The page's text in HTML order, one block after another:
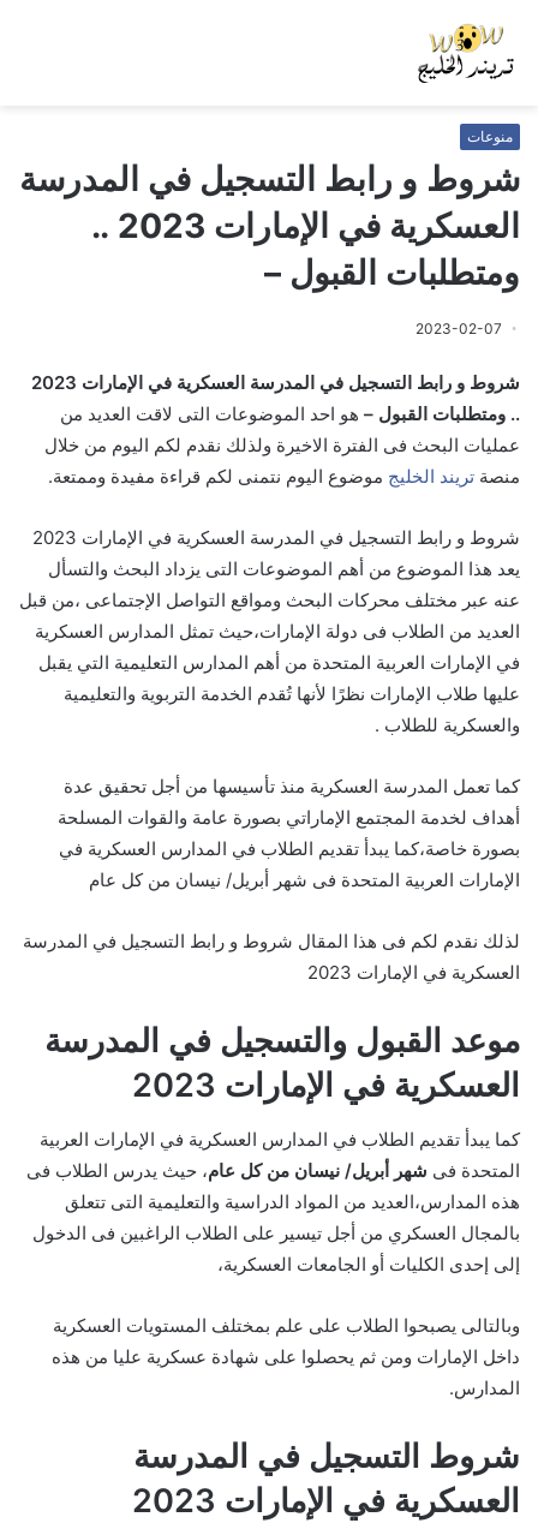
منوعات
شروط و رابط التسجيل في المدرسة
العسكرية في الإمارات 2023 ..
ومتطلبات القبول –
2023-02-07
شروط و رابط التسجيل في المدرسة العسكرية في الإمارات 2023
.. ومتطلبات القبول – هو احد الموضوعات التى لاقت العديد من
عمليات البحث فى الفترة الاخيرة ولذلك نقدم لكم اليوم من خلال
منصة تريند الخليج موضوع اليوم نتمنى لكم قراءة مفيدة وممتعة.
شروط و رابط التسجيل في المدرسة العسكرية في الإمارات 2023
يعد هذا الموضوع من أهم الموضوعات التى يزداد البحث والتسأل
عنه عبر مختلف محركات البحث ومواقع التواصل الإجتماعى ،من قبل
العديد من الطلاب فى دولة الإمارات،حيث تمثل المدارس العسكرية
في الإمارات العربية المتحدة من أهم المدارس التعليمية التي يقبل
عليها طلاب الإمارات نظرًا لأنها تُقدم الخدمة التربوية والتعليمية
والعسكرية للطلاب .
كما تعمل المدرسة العسكرية منذ تأسيسها من أجل تحقيق عدة
أهداف لخدمة المجتمع الإماراتي بصورة عامة والقوات المسلحة
بصورة خاصة،كما يبدأ تقديم الطلاب في المدارس العسكرية في
الإمارات العربية المتحدة فى شهر أبريل/ نيسان من كل عام
لذلك نقدم لكم فى هذا المقال شروط و رابط التسجيل في المدرسة
العسكرية في الإمارات 2023
موعد القبول والتسجيل في المدرسة
العسكرية في الإمارات 2023
كما يبدأ تقديم الطلاب في المدارس العسكرية في الإمارات العربية
المتحدة فى شهر أبريل/ نيسان من كل عام، حيث يدرس الطلاب فى
هذه المدارس،العديد من المواد الدراسية والتعليمية التى تتعلق
بالمجال العسكري من أجل تيسير على الطلاب الراغبين فى الدخول
إلى إحدى الكليات أو الجامعات العسكرية،
وبالتالى يصبحوا الطلاب على علم بمختلف المستويات العسكرية
داخل الإمارات ومن ثم يحصلوا على شهادة عسكرية عليا من هذه
المدارس.
شروط التسجيل في المدرسة
العسكرية في الإمارات 2023